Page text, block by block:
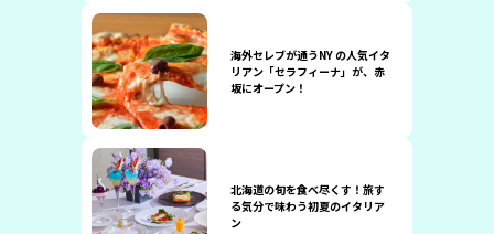
海外セレブが通うNY の人気イタ
リアン「セラフィーナ」が、赤
坂にオープン！
北海道の旬を食べ尽くす！旅す
る気分で味わう初夏のイタリア
ン